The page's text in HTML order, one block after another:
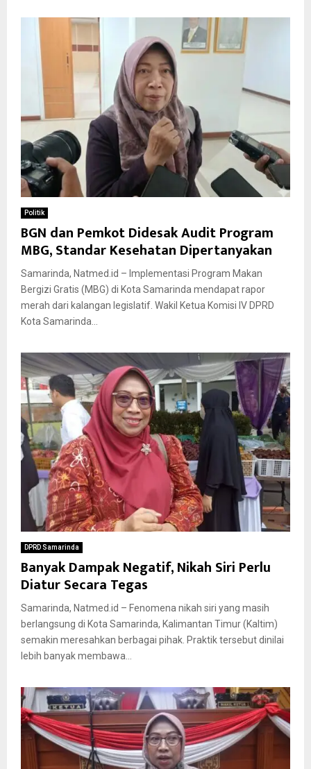
Politik
BGN dan Pemkot Didesak Audit Program
MBG, Standar Kesehatan Dipertanyakan
Samarinda, Natmed.id – Implementasi Program Makan
Bergizi Gratis (MBG) di Kota Samarinda mendapat rapor
merah dari kalangan legislatif. Wakil Ketua Komisi IV DPRD
Kota Samarinda...
DPRD Samarinda
Banyak Dampak Negatif, Nikah Siri Perlu
Diatur Secara Tegas
Samarinda, Natmed.id – Fenomena nikah siri yang masih
berlangsung di Kota Samarinda, Kalimantan Timur (Kaltim)
semakin meresahkan berbagai pihak. Praktik tersebut dinilai
lebih banyak membawa...